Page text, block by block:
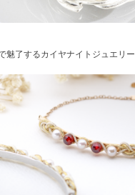
魅了するカイヤナイトジュエリー